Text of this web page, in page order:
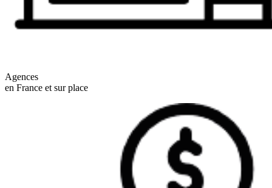
Agences
en France et sur place